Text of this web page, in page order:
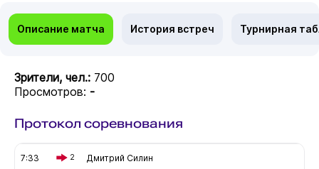
Описание матча История встреч Турнирная
Зрители, чел.: 700
Просмотров: -
Протокол соревнования
7:33 2 Дмитрий Силин